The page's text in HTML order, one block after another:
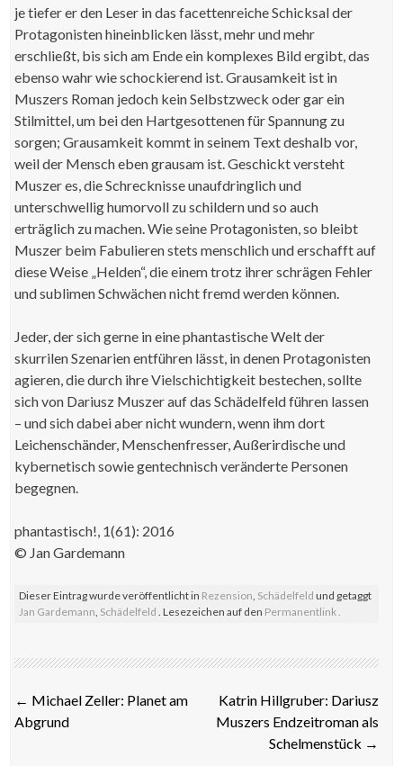
je tiefer er den Leser in das facettenreiche Schicksal der
Protagonisten hineinblicken lässt, mehr und mehr
erschließt, bis sich am Ende ein komplexes Bild ergibt, das
ebenso wahr wie schockierend ist. Grausamkeit ist in
Muszers Roman jedoch kein Selbstzweck oder gar ein
Stilmittel, um bei den Hartgesottenen für Spannung zu
sorgen; Grausamkeit kommt in seinem Text deshalb vor,
weil der Mensch eben grausam ist. Geschickt versteht
Muszer es, die Schrecknisse unaufdringlich und
unterschwellig humorvoll zu schildern und so auch
erträglich zu machen. Wie seine Protagonisten, so bleibt
Muszer beim Fabulieren stets menschlich und erschafft auf
diese Weise „Helden“, die einem trotz ihrer schrägen Fehler
und sublimen Schwächen nicht fremd werden können.
Jeder, der sich gerne in eine phantastische Welt der
skurrilen Szenarien entführen lässt, in denen Protagonisten
agieren, die durch ihre Vielschichtigkeit bestechen, sollte
sich von Dariusz Muszer auf das Schädelfeld führen lassen
– und sich dabei aber nicht wundern, wenn ihm dort
Leichenschänder, Menschenfresser, Außerirdische und
kybernetisch sowie gentechnisch veränderte Personen
begegnen.
phantastisch!, 1(61): 2016
© Jan Gardemann
Dieser Eintrag wurde veröffentlicht in Rezension, Schädelfeld und getaggt
Jan Gardemann, Schädelfeld . Lesezeichen auf den Permanentlink.
Post
navigation
← Michael Zeller: Planet am
Abgrund
Katrin Hillgruber: Dariusz
Muszers Endzeitroman als
Schelmenstück →